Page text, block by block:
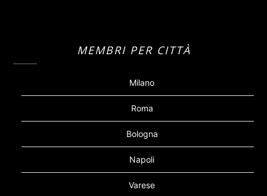
MEMBRI PER CITTÀ
Milano
Roma
Bologna
Napoli
Varese